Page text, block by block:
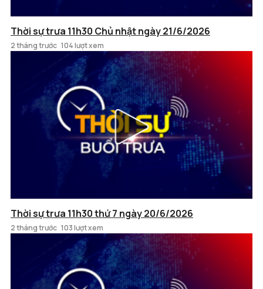
Thời sự trưa 11h30 Chủ nhật ngày 21/6/2026
2 tháng trước 104 lượt xem
Thời sự trưa 11h30 thứ 7 ngày 20/6/2026
2 tháng trước 103 lượt xem